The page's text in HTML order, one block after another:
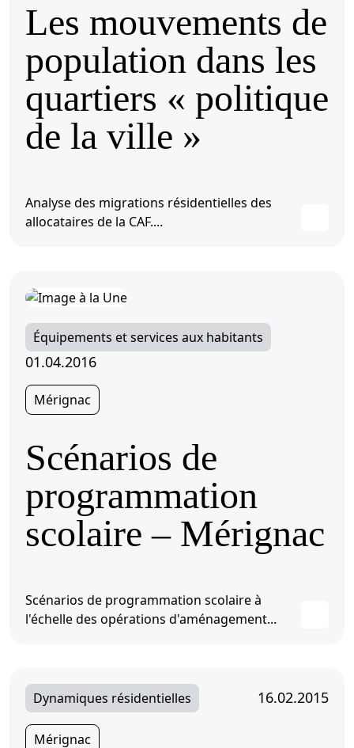
Les mouvements de
population dans les
quartiers « politique
de la ville »
Analyse des migrations résidentielles des
allocataires de la CAF....
Équipements et services aux habitants
01.04.2016
Mérignac
Scénarios de
programmation
scolaire – Mérignac
Scénarios de programmation scolaire à
l'échelle des opérations d'aménagement...
Dynamiques résidentielles 16.02.2015
Mérignac